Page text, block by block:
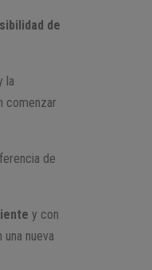
de
la
comenzar
de
y con
nueva